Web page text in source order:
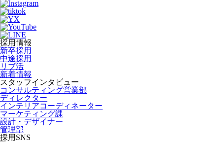
採用情報
新卒採用
中途採用
リブ活
新着情報
スタッフインタビュー
コンサルティング営業部
ディレクター
インテリアコーディネーター
マーケティング課
設計・デザイナー
管理部
採用SNS